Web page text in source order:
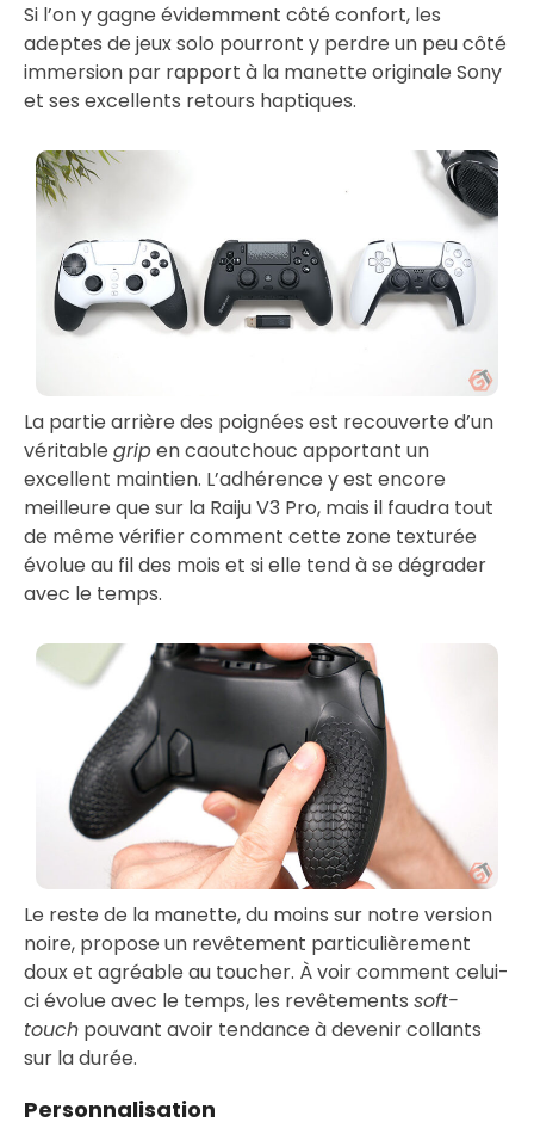
Si l’on y gagne évidemment côté confort, les
adeptes de jeux solo pourront y perdre un peu côté
immersion par rapport à la manette originale Sony
et ses excellents retours haptiques.
La partie arrière des poignées est recouverte d’un
véritable gripen caoutchouc apportant un
excellent maintien. L’adhérence y est encore
meilleure que sur la Raiju V3 Pro, mais il faudra tout
de même vérifier comment cette zone texturée
évolue au fil des mois et si elle tend à se dégrader
avec le temps.
Le reste de la manette, du moins sur notre version
noire, propose un revêtement particulièrement
doux et agréable au toucher. À voir comment celui-
ci évolue avec le temps, les revêtements soft-
touch pouvant avoir tendance à devenir collants
sur la durée.
Personnalisation